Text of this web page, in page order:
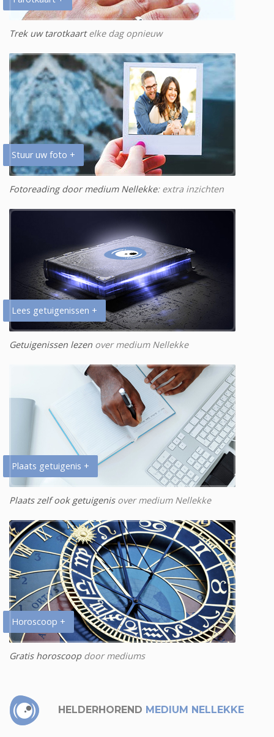
Trek uw tarotkaartelke dag opnieuw
Stuur uw foto +
Fotoreading door medium Nellekke: extra inzichten
Lees getuigenissen +
Getuigenissen lezen over medium Nellekke
Plaats getuigenis +
Plaats zelf ook getuigenisover medium Nellekke
Horoscoop +
Gratis horoscoopdoor mediums
HELDERHOREND MEDIUM NELLEKKE